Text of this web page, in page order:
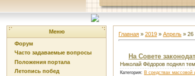
Меню
Форум
Часто задаваемые вопросы
Положения портала
Летопись побед
Главная » 2019 » Апрель » 26
На Совете
Николай Фёдоров поднял
Категория: В средствах массовой